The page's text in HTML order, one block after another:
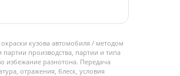
кузова автомобиля / методом
производства, партии и типа
избежание разнотона. Передача
отражения, блеск, условия